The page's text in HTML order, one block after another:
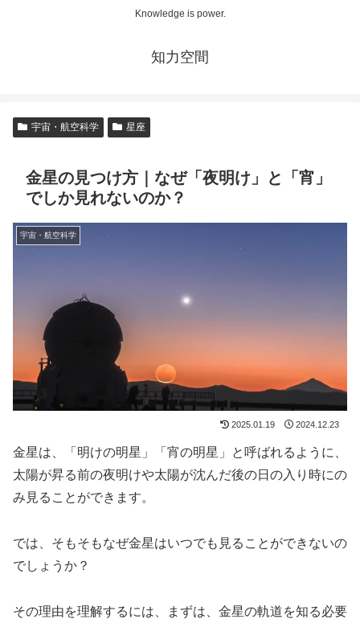
Knowledge is power.
知力空間
宇宙・航空科学 星座
金星の見つけ方｜なぜ「夜明け」と「宵」
でしか見れないのか？
宇宙・航空科学
2025.01.19 2024.12.23
金星は、「明けの明星」「宵の明星」と呼ばれるように、
太陽が昇る前の夜明けや太陽が沈んだ後の日の入り時にの
み見ることができます。
では、そもそもなぜ金星はいつでも見ることができないの
でしょうか？
その理由を理解するには、まずは、金星の軌道を知る必要